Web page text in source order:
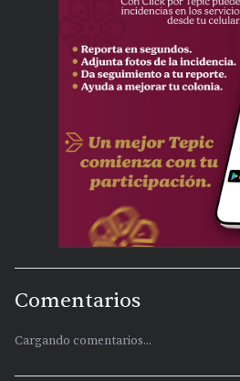
Comentarios
Cargando comentarios...